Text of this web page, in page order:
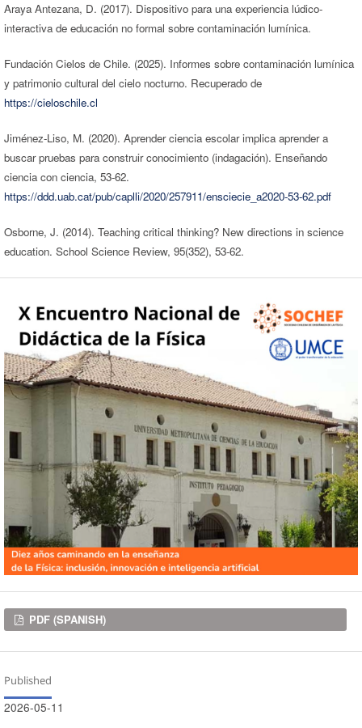
Araya Antezana, D. (2017). Dispositivo para una experiencia lúdico-
interactiva de educación no formal sobre contaminación lumínica.
Fundación Cielos de Chile. (2025). Informes sobre contaminación lumínica
y patrimonio cultural del cielo nocturno. Recuperado de
https://cieloschile.cl
Jiménez-Liso, M. (2020). Aprender ciencia escolar implica aprender a
buscar pruebas para construir conocimiento (indagación). Enseñando
ciencia con ciencia, 53-62.
https://ddd.uab.cat/pub/caplli/2020/257911/ensciecie_a2020-53-62.pdf
Osborne, J. (2014). Teaching critical thinking? New directions in science
education. School Science Review, 95(352), 53-62.
Downloads
PDF (SPANISH)
Published
2026-05-11